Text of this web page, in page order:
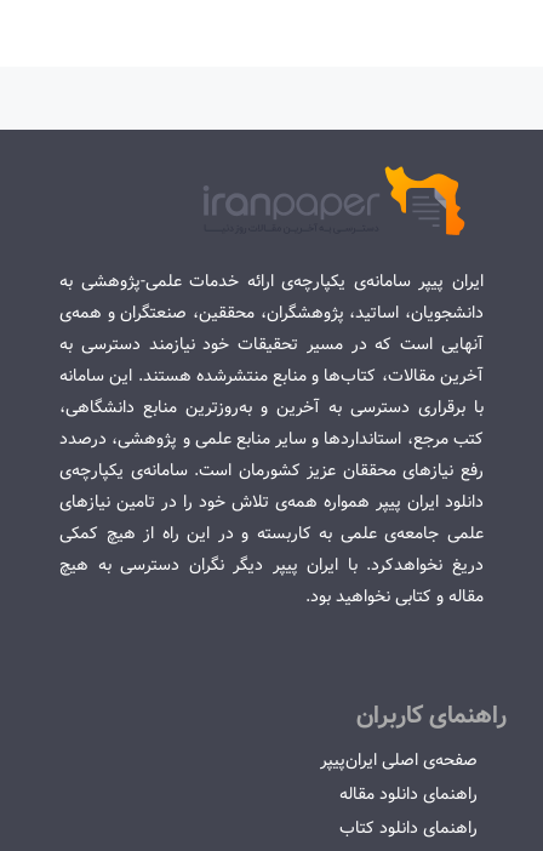
ایران پیپر سامانه‌ی یکپارچه‌ی ارائه خدمات علمی-پژوهشی به
دانشجویان، اساتید، پژوهشگران، محققین، صنعتگران و همه‌ی
آنهایی است که در مسیر تحقیقات خود نیازمند دسترسی به
آخرین مقالات، کتاب‌ها و منابع منتشرشده هستند. این سامانه
با برقراری دسترسی به آخرین و به‌روزترین منابع دانشگاهی،
کتب مرجع، استانداردها و سایر منابع علمی و پژوهشی، درصدد
رفع نیازهای محققان عزیز کشورمان است. سامانه‌ی یکپارچه‌ی
دانلود ایران پیپر همواره همه‌ی تلاش خود را در تامین نیازهای
علمی جامعه‌ی علمی به کاربسته و در این راه از هیچ کمکی
دریغ نخواهدکرد. با ایران پیپر دیگر نگران دسترسی به هیچ
مقاله و کتابی نخواهید بود.
راهنمای کاربران
صفحه‌ی اصلی ایران‌پیپر
راهنمای دانلود مقاله
راهنمای دانلود کتاب